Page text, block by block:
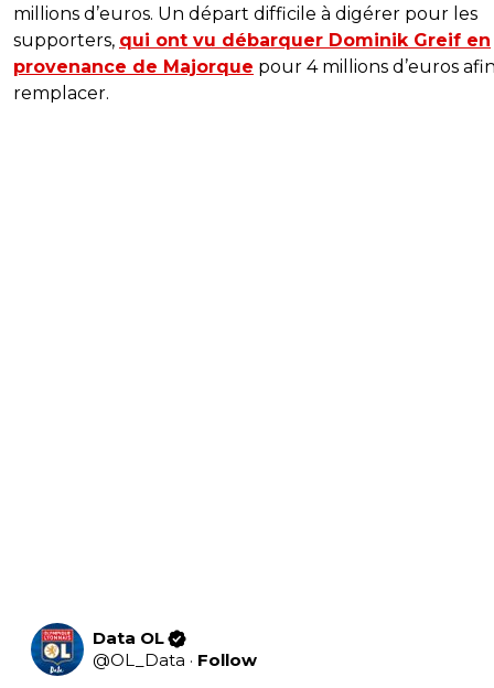
millions d’euros. Un départ difficile à digérer pour les
supporters, qui ont vu débarquer Dominik Greif en
provenance de Majorque pour 4 millions d’euros
remplacer.
Data OL
@OL_Data · Follow